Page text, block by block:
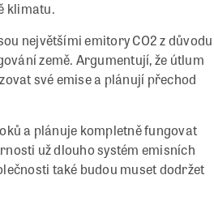
klimatu.
největšími emitory CO2 z důvodu
země. Argumentují, že útlum
své emise a plánují přechod
a plánuje kompletně fungovat
už dlouho systém emisních
také budou muset dodržet